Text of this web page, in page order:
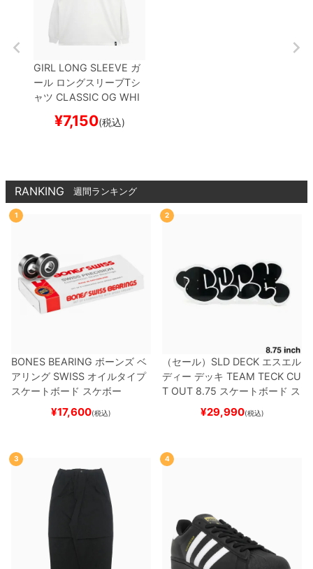
GIRL LONG SLEEVE ガ
ール ロングスリーブTシ
ャツ CLASSIC OG WHI
¥7,150(税込)
RANKING 週間ランキング
1
BONES BEARING ボーンズ ベ
アリング SWISS オイルタイプ
スケートボード スケボー
¥17,600(税込)
2
（セール） SLD DECK エスエル
ディー デッキ TEAM TECK CU
T OUT 8.75 スケートボード ス
¥29,990(税込)
3 4